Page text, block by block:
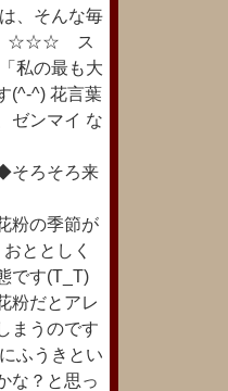
、そんな毎
・ ☆☆☆ ス
私の最も大
(^-^) 花言葉
ゼンマイ な
そろ来
季節が
ととしく
です(T_T)
粉だとアレ
まうのです
ふうきとい
な？と思っ